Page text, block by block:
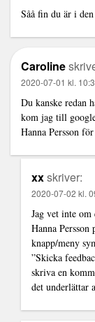
Såå fin du är i
Caroline
2020-07-01 kl.
Du kanske redan
kom jag till
Hanna Persson
xxskriver:
2020-07-02 kl.
Jag vet inte
Hanna Persson
knapp/meny
”Skicka
skriva en
det underlättar